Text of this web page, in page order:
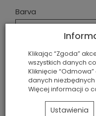
Barva
Materiál
Ekologická kůže
Klikając “Zgoda”
wszystkich danych
Kliknięcie
danych
Więcej informacji o
Ustawienia